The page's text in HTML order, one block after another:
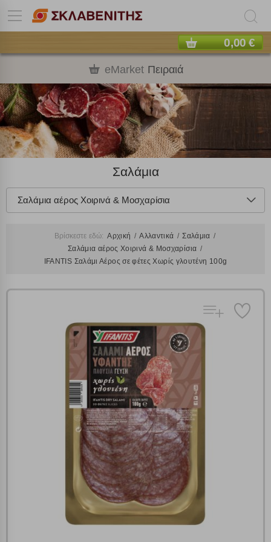
0,00 €
eMarket Πειραιά
Σαλάμια
Σαλάμια αέρος Χοιρινά & Μοσχαρίσια
Βρίσκεστε εδώ: Αρχική Αλλαντικά
Σαλάμια
Σαλάμια αέρος Χοιρινά & Μοσχαρίσια
IFANTIS Σαλάμι Αέρος σε φέτες Χωρίς γλουτένη 100g